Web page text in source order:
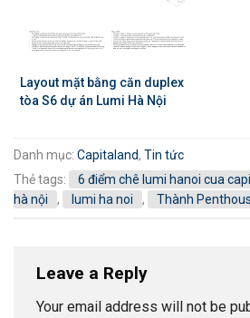
Layout mặt bằng căn duplex
tòa S6 dự án Lumi Hà Nội
Danh mục: Capitaland, Tin tức
Thẻ tags:
6 điểm chê lumi hanoi cua
hà nội
, lumi ha noi , Thành
Leave a Reply
Your email address will not be